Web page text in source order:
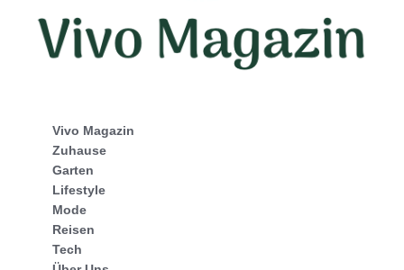
Vivo Magazin
Zuhause
Garten
Lifestyle
Mode
Reisen
Tech